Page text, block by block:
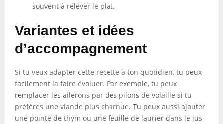
souvent à relever le plat.
Variantes et idées
d’accompagnement
Si tu veux adapter cette recette à ton quotidien, tu peux
facilement la faire évoluer. Par exemple, tu peux
remplacer les ailerons par des pilons de volaille si tu
préfères une viande plus charnue. Tu peux aussi ajouter
une pointe de thym ou une feuille de laurier dans le jus